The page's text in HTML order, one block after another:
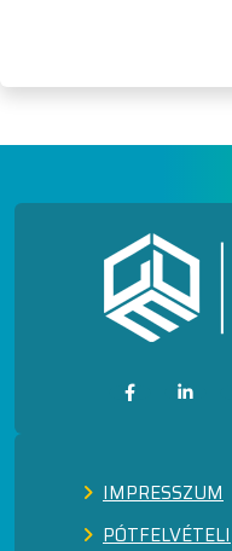
IMPRESSZUM
PÓTFELVÉTELI